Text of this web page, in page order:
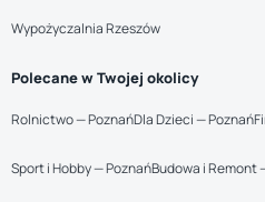
Wypożyczalnia Rzeszów
Polecane w Twojej okolicy
Rolnictwo — PoznańDla Dzieci — Poznań
Sport i Hobby — PoznańBudowa i Remont